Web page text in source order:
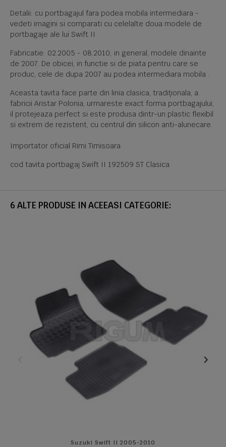
Detalii: cu portbagajul fara podea mobila intermediara -
vedeti imagini si comparati cu celelalte doua modele de
portbagaje ale lui Swift II
Fabricatie: 02.2005 - 08.2010; in general, modele dinainte
de 2007. De obicei, in functie si de piata pentru care se
produc, cele de dupa 2007 au podea intermediara mobila .
Aceasta tavita face parte din linia clasica, tradiționala, a
fabricii Aristar Polonia, urmareste exact forma portbagajului,
il protejeaza perfect si este produsa dintr-un plastic flexibil
si extrem de rezistent, cu centrul din silicon anti-alunecare.
Importator oficial Rimi Timisoara
cod tavita portbagaj Swift II 192509 ST Clasica
6 ALTE PRODUSE IN ACEEASI CATEGORIE:
Suzuki Swift II 2005-2010